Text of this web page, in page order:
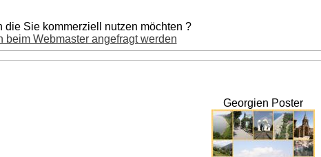
die Sie kommerziell nutzen möchten ?
beim Webmaster angefragt werden
Georgien Poster